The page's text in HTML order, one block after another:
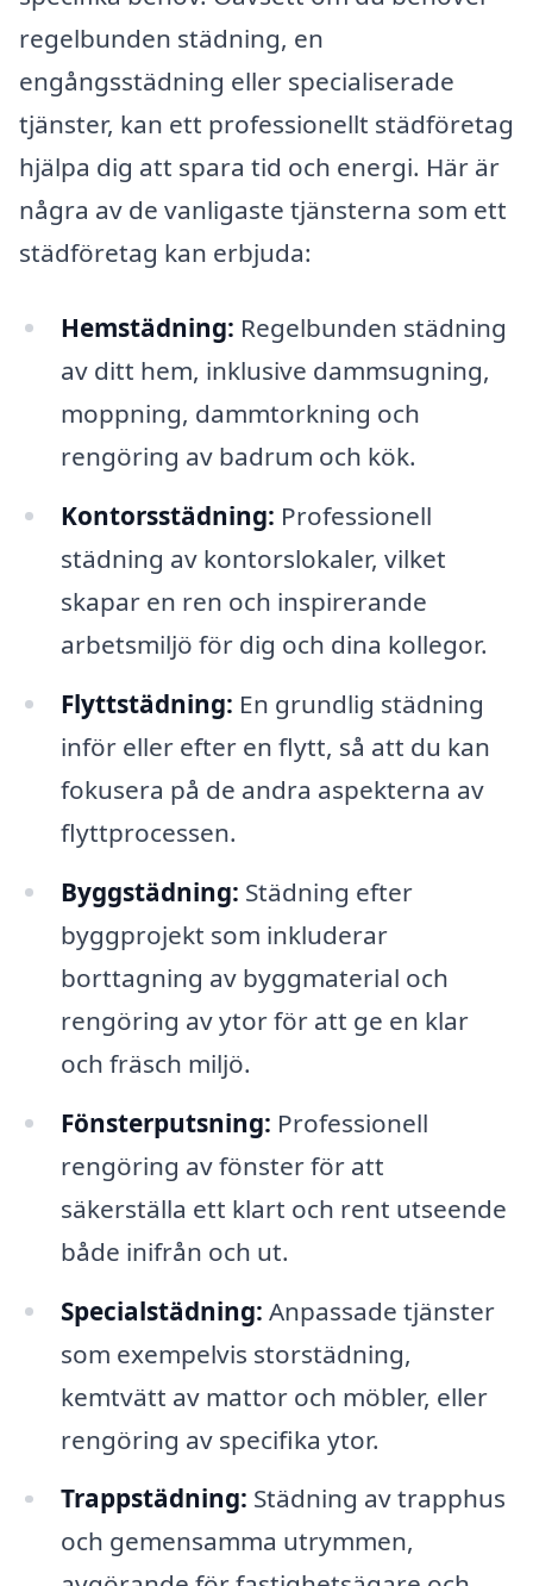
regelbunden städning, en
engångsstädning eller specialiserade
tjänster, kan ett professionellt städföretag
hjälpa dig att spara tid och energi. Här är
några av de vanligaste tjänsterna som ett
städföretag kan erbjuda:
Hemstädning: Regelbunden städning
av ditt hem, inklusive dammsugning,
moppning, dammtorkning och
rengöring av badrum och kök.
Kontorsstädning: Professionell
städning av kontorslokaler, vilket
skapar en ren och inspirerande
arbetsmiljö för dig och dina kollegor.
Flyttstädning: En grundlig städning
inför eller efter en flytt, så att du kan
fokusera på de andra aspekterna av
flyttprocessen.
Byggstädning: Städning efter
byggprojekt som inkluderar
borttagning av byggmaterial och
rengöring av ytor för att ge en klar
och fräsch miljö.
Fönsterputsning: Professionell
rengöring av fönster för att
säkerställa ett klart och rent utseende
både inifrån och ut.
Specialstädning: Anpassade tjänster
som exempelvis storstädning,
kemtvätt av mattor och möbler, eller
rengöring av specifika ytor.
Trappstädning: Städning av trapphus
och gemensamma utrymmen,